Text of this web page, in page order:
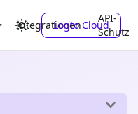
Integrationen
API-
Schutz
Logto Cloud